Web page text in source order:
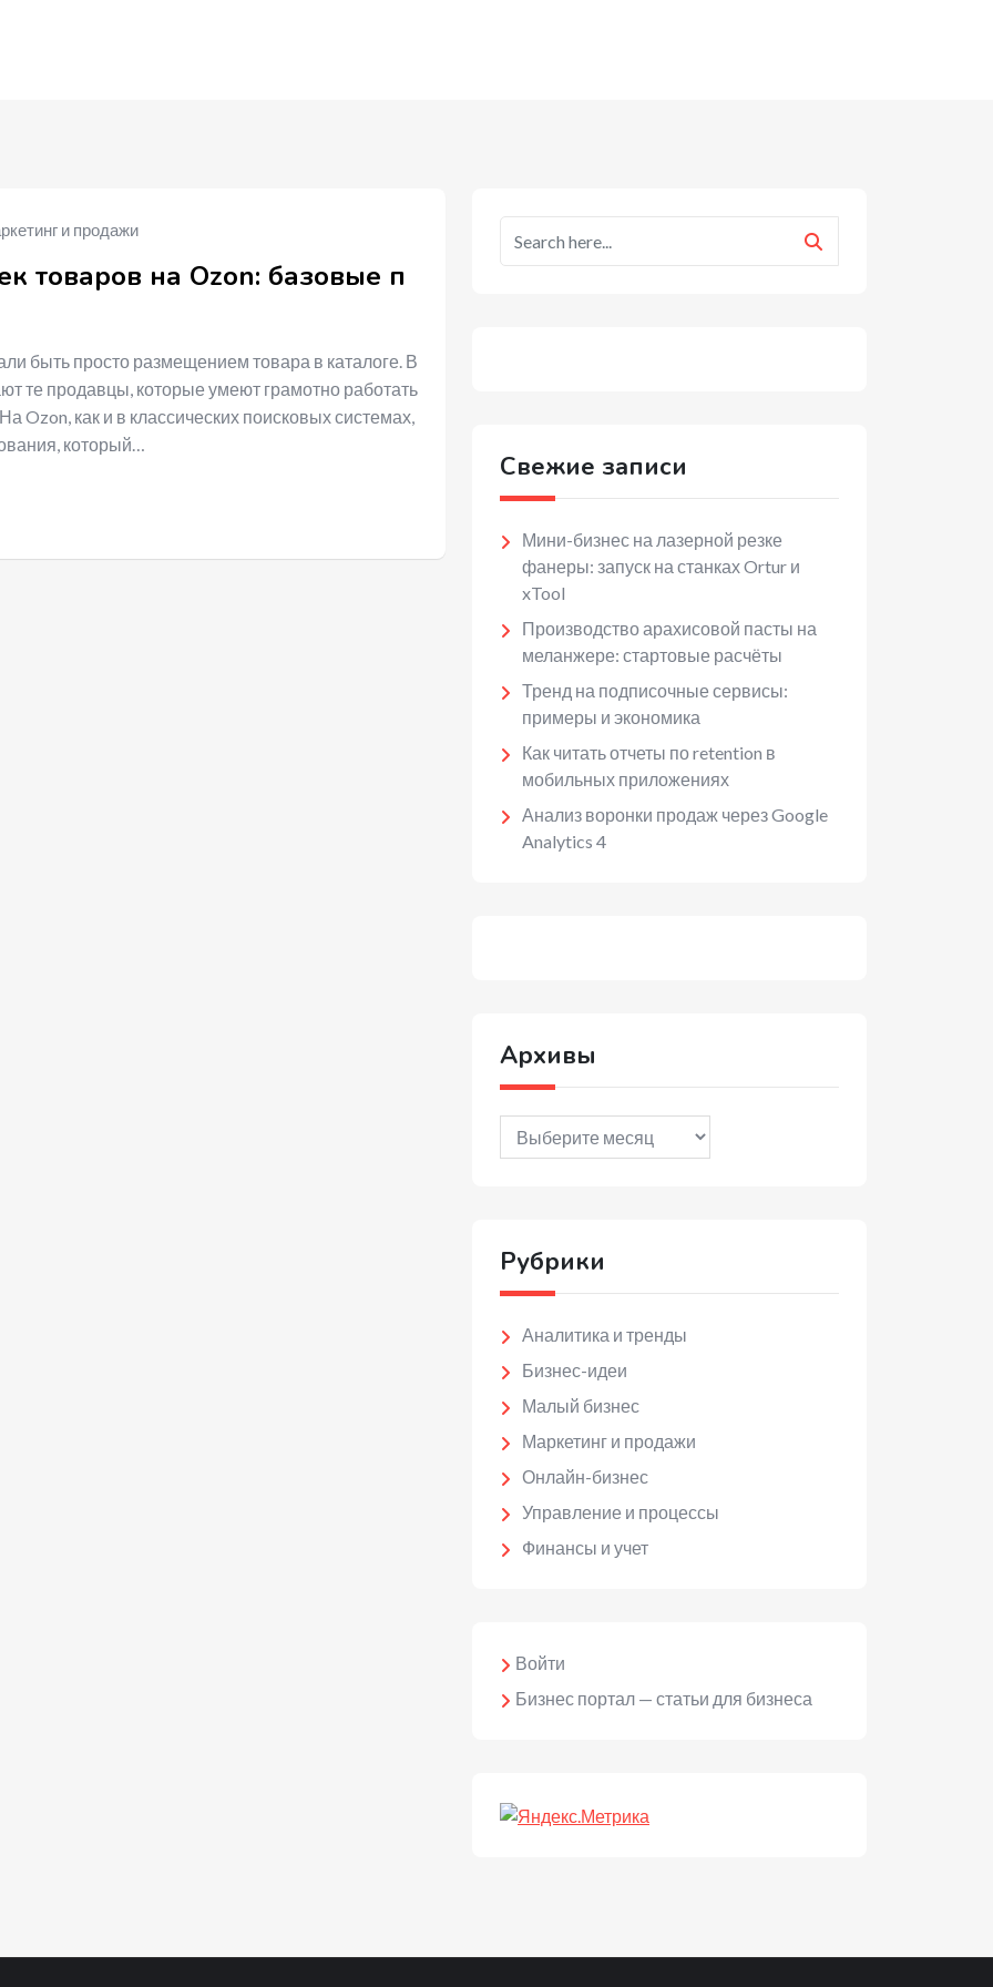
и продажи
товаров на Ozon: базовые п
быть просто размещением товара в каталоге. В
те продавцы, которые умеют грамотно работать
Ozon, как и в классических поисковых системах,
который…
Свежие записи
Мини-бизнес на лазерной резке
фанеры: запуск на станках Ortur и
xTool
Производство арахисовой пасты на
меланжере: стартовые расчёты
Тренд на подписочные сервисы:
примеры и экономика
Как читать отчеты по retention в
мобильных приложениях
Анализ воронки продаж через Google
Analytics 4
Архивы
Архивы
Рубрики
Аналитика и тренды
Бизнес-идеи
Малый бизнес
Маркетинг и продажи
Онлайн-бизнес
Управление и процессы
Финансы и учет
Войти
Бизнес портал — статьи для бизнеса